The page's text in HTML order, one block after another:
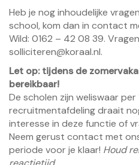
Heb je nog inhoudelijke
school, kom dan in contact
Wild: 0162 – 42 08 39.
solliciteren@koraal.nl.
Let op: tijdens de
bereikbaar!
De scholen zijn weliswaar
recruitmentafdeling draait
interesse in deze functie of
Neem gerust contact met
periode voor je klaar! Houd